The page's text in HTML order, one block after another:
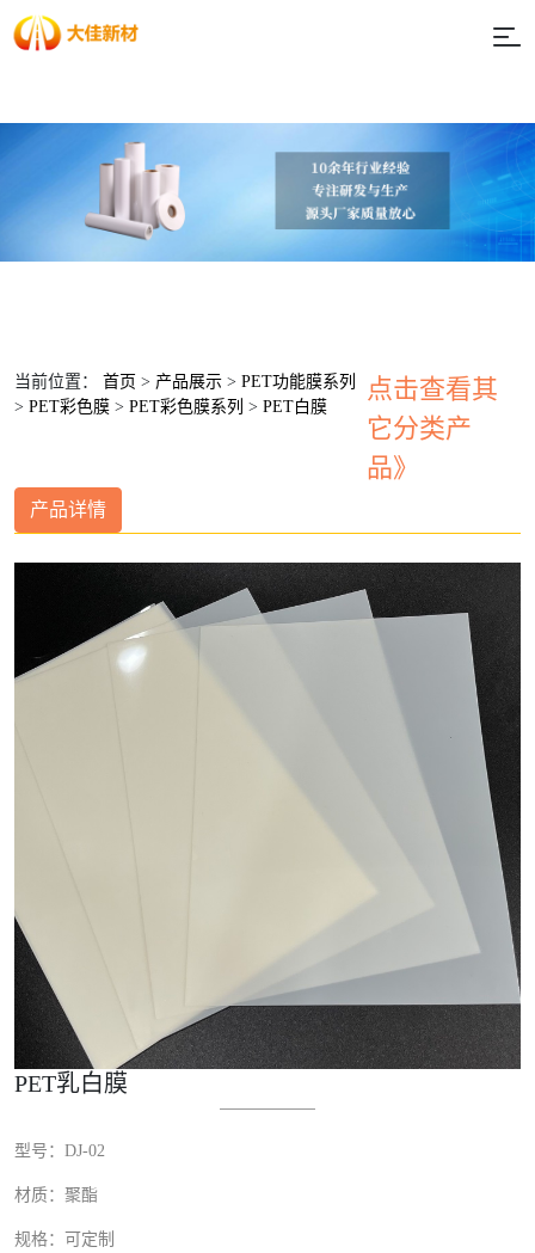
当前位置： 首页 > 产品展示 > PET功能膜系列
> PET彩色膜 > PET彩色膜系列 > PET白膜
点击查看其
它分类产
品》
产品详情
PET乳白膜
型号：DJ-02
材质：聚酯
规格：可定制